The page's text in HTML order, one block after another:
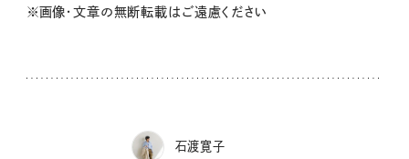
※画像・文章の無断転載はご遠慮ください
石渡寛子